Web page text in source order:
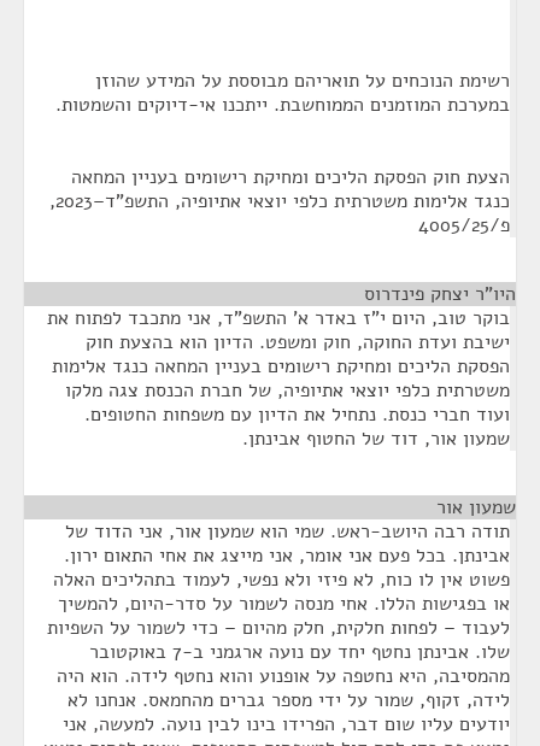
רשימת הנוכחים על תואריהם מבוססת על המידע שהוזן
במערכת המוזמנים הממוחשבת. ייתכנו אי-דיוקים והשמטות.
הצעת חוק הפסקת הליכים ומחיקת רישומים בעניין המחאה
כנגד אלימות משטרתית כלפי יוצאי אתיופיה, התשפ"ד–2023,
פ/4005/25
היו"ר יצחק פינדרוס
בוקר טוב, היום י"ז באדר א' התשפ"ד, אני מתכבד לפתוח את
ישיבת ועדת החוקה, חוק ומשפט. הדיון הוא בהצעת חוק
הפסקת הליכים ומחיקת רישומים בעניין המחאה כנגד אלימות
משטרתית כלפי יוצאי אתיופיה, של חברת הכנסת צגה מלקו
ועוד חברי כנסת. נתחיל את הדיון עם משפחות החטופים.
שמעון אור, דוד של החטוף אבינתן.
שמעון אור
תודה רבה היושב-ראש. שמי הוא שמעון אור, אני הדוד של
אבינתן. בכל פעם אני אומר, אני מייצג את אחי התאום ירון.
פשוט אין לו כוח, לא פיזי ולא נפשי, לעמוד בתהליכים האלה
או בפגישות הללו. אחי מנסה לשמור על סדר-היום, להמשיך
לעבוד – לפחות חלקית, חלק מהיום – כדי לשמור על השפיות
שלו. אבינתן נחטף יחד עם נועה ארגמני ב-7 באוקטובר
מהמסיבה, היא נחטפה על אופנוע והוא נחטף לידה. הוא היה
לידה, זקוף, שמור על ידי מספר גברים מהחמאס. אנחנו לא
יודעים עליו שום דבר, הפרידו בינו לבין נועה. למעשה, אני